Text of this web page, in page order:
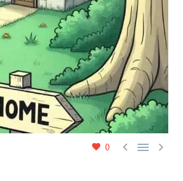
0   